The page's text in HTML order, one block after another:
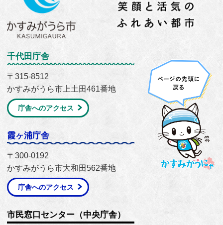
千代田庁舎
〒315-8512
かすみがうら市上土田461番地
庁舎へのアクセス
霞ヶ浦庁舎
〒300-0192
かすみがうら市大和田562番地
庁舎へのアクセス
市民窓口センター（中央庁舎）